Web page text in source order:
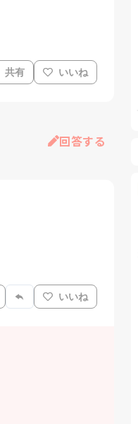
共有 いいね
回答する
いいね